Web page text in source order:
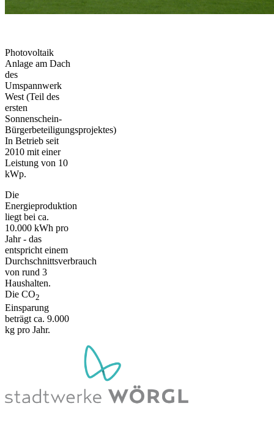
Photovoltaik
Anlage am Dach
des
Umspannwerk
West (Teil des
ersten
Sonnenschein-
Bürgerbeteiligungsprojektes)
In Betrieb seit
2010 mit einer
Leistung von 10
kWp.
Die
Energieproduktion
liegt bei ca.
10.000 kWh pro
Jahr - das
entspricht einem
Durchschnittsverbrauch
von rund 3
Haushalten.
Die CO2
Einsparung
beträgt ca. 9.000
kg pro Jahr.